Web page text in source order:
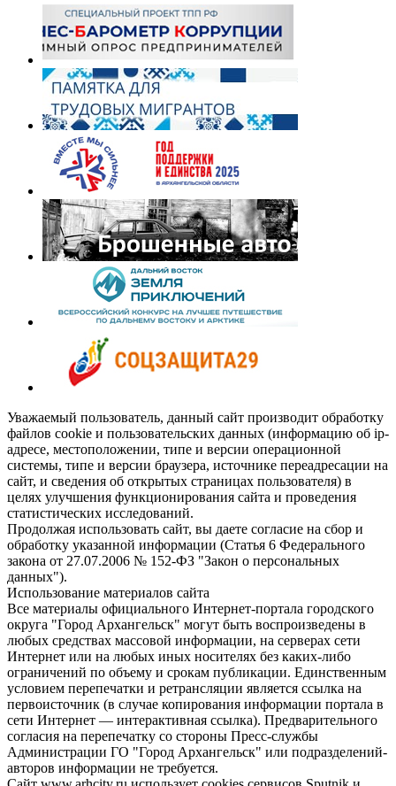
Уважаемый пользователь, данный сайт производит обработку
файлов cookie и пользовательских данных (информацию об ip-
адресе, местоположении, типе и версии операционной
системы, типе и версии браузера, источнике переадресации на
сайт, и сведения об открытых страницах пользователя) в
целях улучшения функционирования сайта и проведения
статистических исследований.
Продолжая использовать сайт, вы даете согласие на сбор и
обработку указанной информации (Статья 6 Федерального
закона от 27.07.2006 № 152-ФЗ "Закон о персональных
данных").
Использование материалов сайта
Все материалы официального Интернет-портала городского
округа "Город Архангельск" могут быть воспроизведены в
любых средствах массовой информации, на серверах сети
Интернет или на любых иных носителях без каких-либо
ограничений по объему и срокам публикации. Единственным
условием перепечатки и ретрансляции является ссылка на
первоисточник (в случае копирования информации портала в
сети Интернет — интерактивная ссылка). Предварительного
согласия на перепечатку со стороны Пресс-службы
Администрации ГО "Город Архангельск" или подразделений-
авторов информации не требуется.